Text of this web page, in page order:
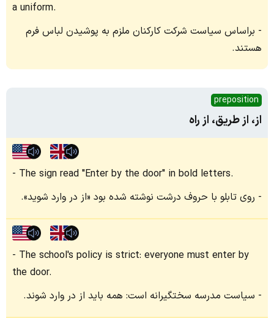
a uniform.
براساس سیاست شرکت کارکنان ملزم به پوشیدن لباس فرم
هستند.
preposition
از، از طریق، از راه
The sign read "Enter by the door" in bold letters.
روی تابلو با حروف درشت نوشته شده بود «از در وارد شوید».
The school's policy is strict: everyone must enter by
the door.
سیاست مدرسه سختگیرانه است: همه باید از در وارد شوند.